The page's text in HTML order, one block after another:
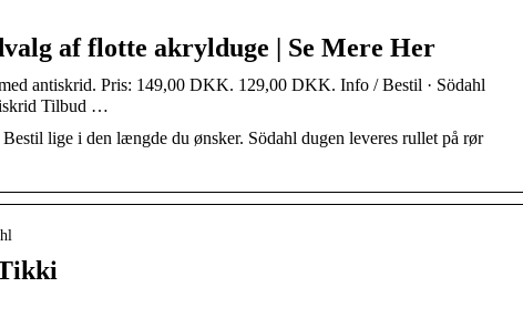
af flotte akrylduge | Se Mere Her
antiskrid. Pris: 149,00 DKK. 129,00 DKK. Info / Bestil · Södahl
Tilbud …
lige i den længde du ønsker. Södahl dugen leveres rullet på rør